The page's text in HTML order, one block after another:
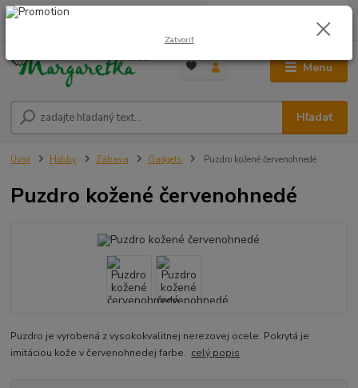
Menu
Hľadať
0948 236 042
0,00 €
Úvod Hobby Zábava Gadgets Puzdro kožené červenohnedé
Puzdro kožené červenohnedé
Puzdro je vyrobená z vysokokvalitnej nerezovej ocele. Pokrytá je
imitáciou kože v červenohnedej farbe. celý popis
Zatvoriť